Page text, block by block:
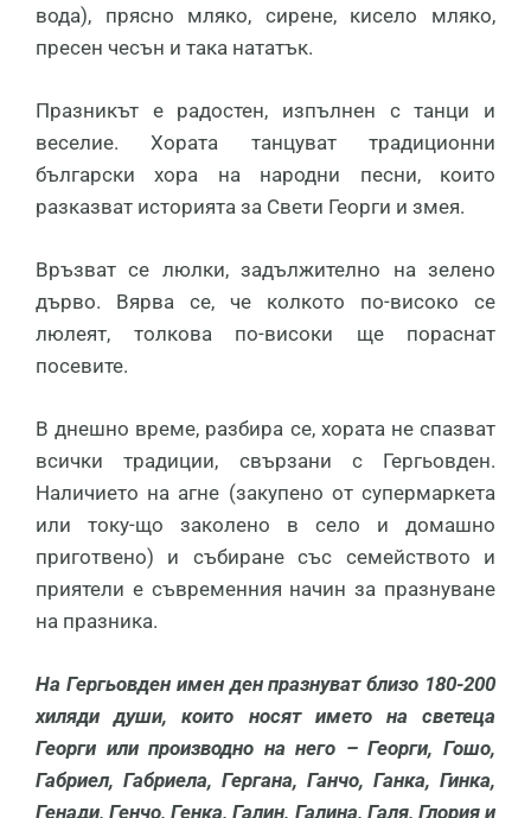
вода), прясно мляко, сирене, кисело мляко,
пресен чесън и така нататък.
Празникът е радостен, изпълнен с танци и
веселие. Хората танцуват традиционни
български хора на народни песни, които
разказват историята за Свети Георги и змея.
Връзват се люлки, задължително на зелено
дърво. Вярва се, че колкото по-високо се
люлеят, толкова по-високи ще пораснат
посевите.
В днешно време, разбира се, хората не спазват
всички традиции, свързани с Гергьовден.
Наличието на агне (закупено от супермаркета
или току-що заколено в село и домашно
приготвено) и събиране със семейството и
приятели е съвременния начин за празнуване
на празника.
На Гергьовден имен ден празнуват близо 180-200
хиляди души, които носят името на светеца
Георги или производно на него – Георги, Гошо,
Габриел, Габриела, Гергана, Ганчо, Ганка, Гинка,
Генади, Генчо, Генка, Галин, Галина, Галя, Глория и